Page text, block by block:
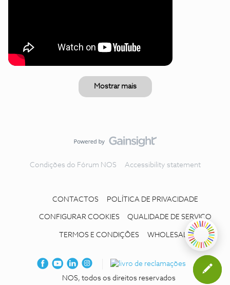
Mostrar mais
Condições do Fórum NOS Accessibility statement
CONTACTOS POLÍTICA DE PRIVACIDADE
CONFIGURAR COOKIES QUALIDADE DE SERVIÇO
TERMOS E CONDIÇÕES WHOLESALE
NOS, todos os direitos reservados